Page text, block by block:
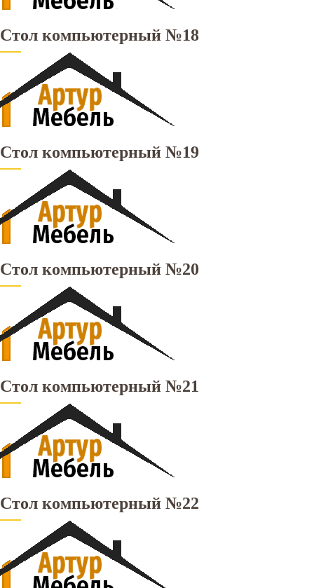
Стол компьютерный №18
Стол компьютерный №19
Стол компьютерный №20
Стол компьютерный №21
Стол компьютерный №22